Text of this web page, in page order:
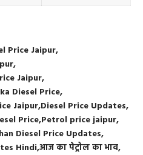
Price Jaipur
Jaipur
Diesel Price
Jaipur Diesel Price Updates
Price Petrol price jaipur
Diesel Price Updates
Hindiआज का पेट्रोल का भाव